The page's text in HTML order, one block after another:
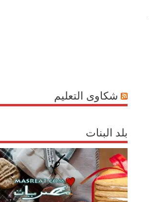
شكاوى التعليم
بلد البنات